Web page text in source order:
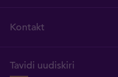
Kontakt
Tavidi uudiskiri